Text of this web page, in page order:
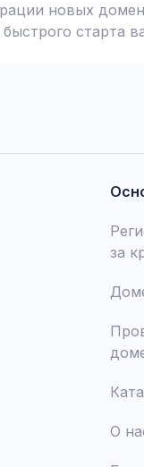
новых
старта
за
О